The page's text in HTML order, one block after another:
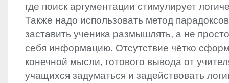
где поиск аргументации стимулирует
Также надо использовать метод
заставить ученика размышлять, а не
себя информацию. Отсутствие чётко
конечной мысли, готового вывода от
учащихся задуматься и задействовать